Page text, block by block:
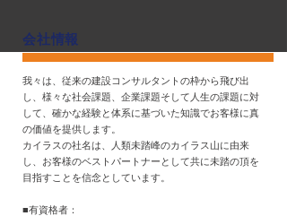
会社情報
我々は、従来の建設コンサルタントの枠から飛び出
し、様々な社会課題、企業課題そして人生の課題に対
して、確かな経験と体系に基づいた知識でお客様に真
の価値を提供します。
カイラスの社名は、人類未踏峰のカイラス山に由来
し、お客様のベストパートナーとして共に未踏の頂を
目指すことを信念としています。
■有資格者：